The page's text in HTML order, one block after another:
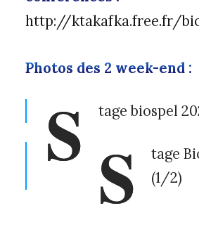
http://ktakafka.free.fr/
Photos des 2 week-end :
S tage biospel
S
tage
(1/2)